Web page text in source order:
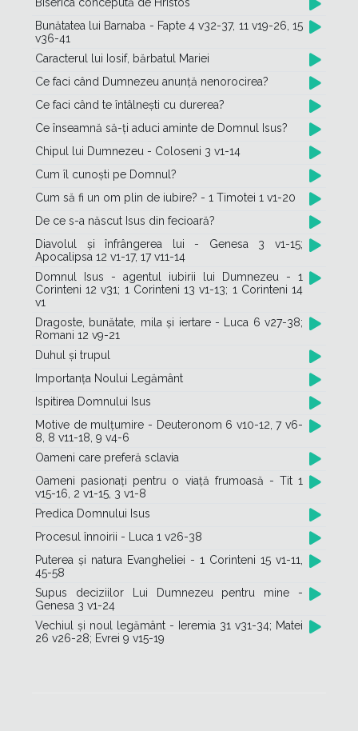
Bunătatea lui Barnaba - Fapte 4 v32-37, 11 v19-26, 15
v36-41
Caracterul lui Iosif, bărbatul Mariei
Ce faci când Dumnezeu anunță nenorocirea?
Ce faci când te întâlnești cu durerea?
Ce înseamnă să-ți aduci aminte de Domnul Isus?
Chipul lui Dumnezeu - Coloseni 3 v1-14
Cum îl cunoști pe Domnul?
Cum să fi un om plin de iubire? - 1 Timotei 1 v1-20
De ce s-a născut Isus din fecioară?
Diavolul și înfrângerea lui - Genesa 3 v1-15;
Apocalipsa 12 v1-17, 17 v11-14
Domnul Isus - agentul iubirii lui Dumnezeu - 1
Corinteni 12 v31; 1 Corinteni 13 v1-13; 1 Corinteni 14
v1
Dragoste, bunătate, mila și iertare - Luca 6 v27-38;
Romani 12 v9-21
Duhul și trupul
Importanța Noului Legământ
Ispitirea Domnului Isus
Motive de mulțumire - Deuteronom 6 v10-12, 7 v6-
8, 8 v11-18, 9 v4-6
Oameni care preferă sclavia
Oameni pasionați pentru o viață frumoasă - Tit 1
v15-16, 2 v1-15, 3 v1-8
Predica Domnului Isus
Procesul înnoirii - Luca 1 v26-38
Puterea și natura Evangheliei - 1 Corinteni 15 v1-11,
45-58
Supus deciziilor Lui Dumnezeu pentru mine -
Genesa 3 v1-24
Vechiul și noul legământ - Ieremia 31 v31-34; Matei
26 v26-28; Evrei 9 v15-19